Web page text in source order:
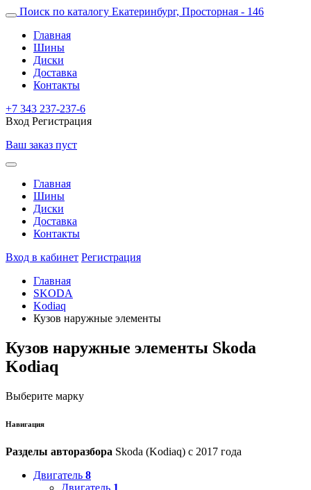
Поиск по каталогу Екатеринбург, Просторная - 146
Главная
Шины
Диски
Доставка
Контакты
+7 343 237-237-6
Вход Регистрация
Ваш заказ пуст
Главная
Шины
Диски
Доставка
Контакты
Вход в кабинет Регистрация
Главная
SKODA
Kodiaq
Кузов наружные элементы
Кузов наружные элементы Skoda
Kodiaq
Выберите марку
Навигация
Разделы авторазбора Skoda (Kodiaq) с 2017 года
Двигатель 8
Двигатель 1